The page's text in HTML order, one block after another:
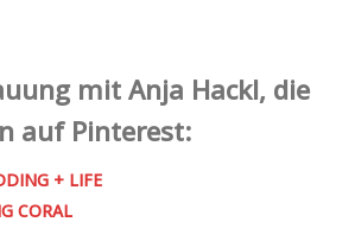
mit Anja Hackl, die
auf Pinterest:
+ LIFE
CORAL